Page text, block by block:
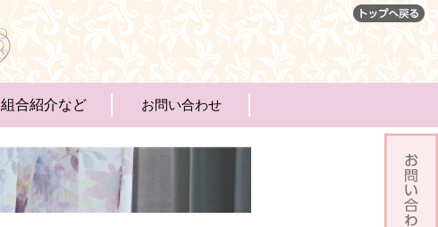
組合紹介など お問い合わせ